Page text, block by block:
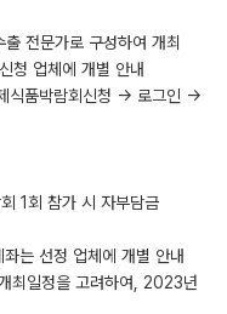
전문가로 구성하여 개최
업체에 개별 안내
품박람회신청 → 로그인 →
1회 참가 시 자부담금
는 선정 업체에 개별 안내
최일정을 고려하여, 2023년